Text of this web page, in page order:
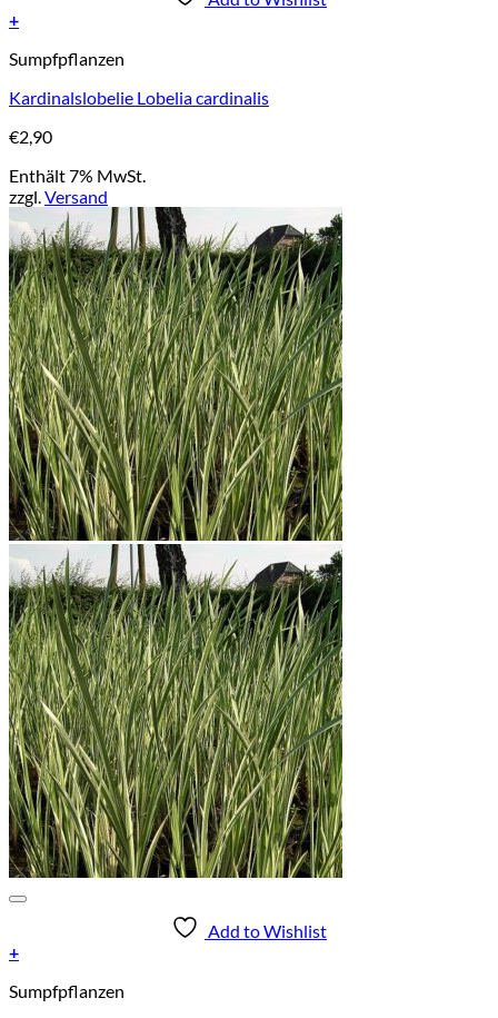
+
Sumpfpflanzen
Kardinalslobelie Lobelia cardinalis
€2,90
Enthält 7% MwSt.
zzgl.Versand
Add to Wishlist
+
Sumpfpflanzen